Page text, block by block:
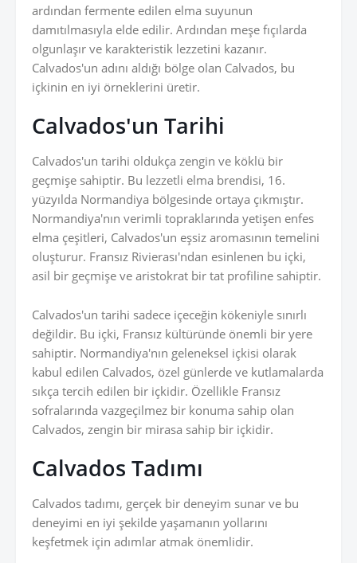
ardından fermente edilen elma suyunun
damıtılmasıyla elde edilir. Ardından meşe fıçılarda
olgunlaşır ve karakteristik lezzetini kazanır.
Calvados'un adını aldığı bölge olan Calvados, bu
içkinin en iyi örneklerini üretir.
Calvados'un Tarihi
Calvados'un tarihi oldukça zengin ve köklü bir
geçmişe sahiptir. Bu lezzetli elma brendisi, 16.
yüzyılda Normandiya bölgesinde ortaya çıkmıştır.
Normandiya'nın verimli topraklarında yetişen enfes
elma çeşitleri, Calvados'un eşsiz aromasının temelini
oluşturur. Fransız Rivierası'ndan esinlenen bu içki,
asil bir geçmişe ve aristokrat bir tat profiline sahiptir.
Calvados'un tarihi sadece içeceğin kökeniyle sınırlı
değildir. Bu içki, Fransız kültüründe önemli bir yere
sahiptir. Normandiya'nın geleneksel içkisi olarak
kabul edilen Calvados, özel günlerde ve kutlamalarda
sıkça tercih edilen bir içkidir. Özellikle Fransız
sofralarında vazgeçilmez bir konuma sahip olan
Calvados, zengin bir mirasa sahip bir içkidir.
Calvados Tadımı
Calvados tadımı, gerçek bir deneyim sunar ve bu
deneyimi en iyi şekilde yaşamanın yollarını
keşfetmek için adımlar atmak önemlidir.